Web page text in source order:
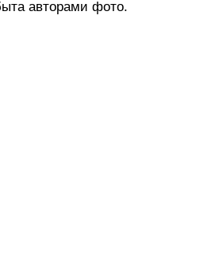
авторами фото.